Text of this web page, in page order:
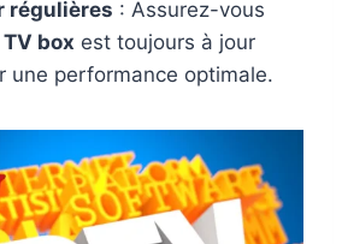
régulières : Assurez-vous
TV box est toujours à jour
une performance optimale.